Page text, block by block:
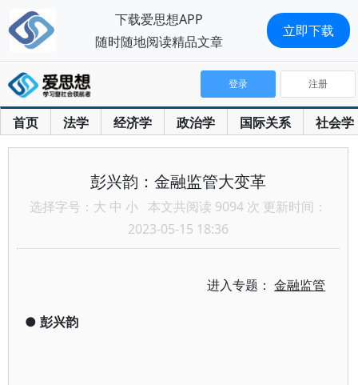
首页 法学 经济学 政治学 国际关系 社会学
登录 注册
彭兴韵：金融监管大变革
选择字号： 大 中 小 本文共阅读 9094 次 更新时间：
2023-05-15 18:36
进入专题：金融监管
● 彭兴韵
下载爱思想APP
随时随地阅读精品文章
立即下载